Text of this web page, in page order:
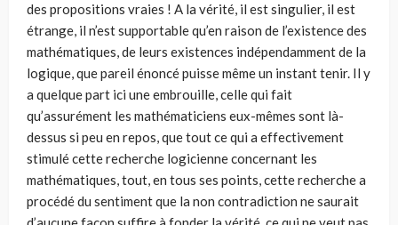
des propositions vraies ! A la vérité, il est singulier, il est
étrange, il n’est supportable qu’en raison de l’existence des
mathématiques, de leurs existences indépendamment de la
logique, que pareil énoncé puisse même un instant tenir. Il y
a quelque part ici une embrouille, celle qui fait
qu’assurément les mathématiciens eux-mêmes sont là-
dessus si peu en repos, que tout ce qui a effectivement
stimulé cette recherche logicienne concernant les
mathématiques, tout, en tous ses points, cette recherche a
procédé du sentiment que la non contradiction ne saurait